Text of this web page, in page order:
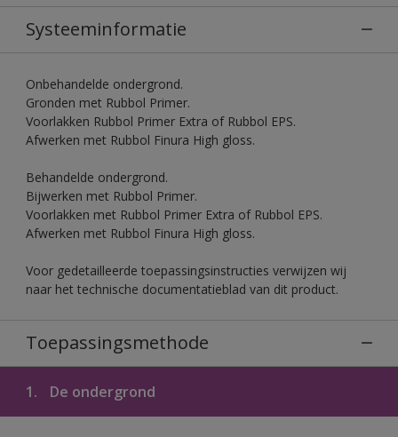
Systeeminformatie
Onbehandelde ondergrond.
Gronden met Rubbol Primer.
Voorlakken Rubbol Primer Extra of Rubbol EPS.
Afwerken met Rubbol Finura High gloss.
Behandelde ondergrond.
Bijwerken met Rubbol Primer.
Voorlakken met Rubbol Primer Extra of Rubbol EPS.
Afwerken met Rubbol Finura High gloss.
Voor gedetailleerde toepassingsinstructies verwijzen wij
naar het technische documentatieblad van dit product.
Toepassingsmethode
1. De ondergrond